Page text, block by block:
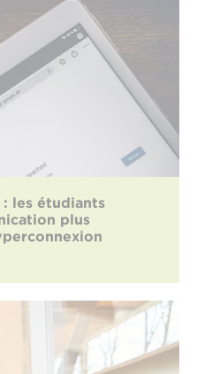
: les étudiants
plus